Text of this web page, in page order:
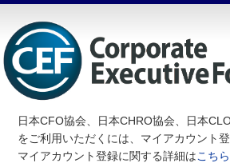
日本CFO協会、日本CHRO協会、日本
をご利用いただくには、マイアカウント登
マイアカウント登録に関する詳細はこちら